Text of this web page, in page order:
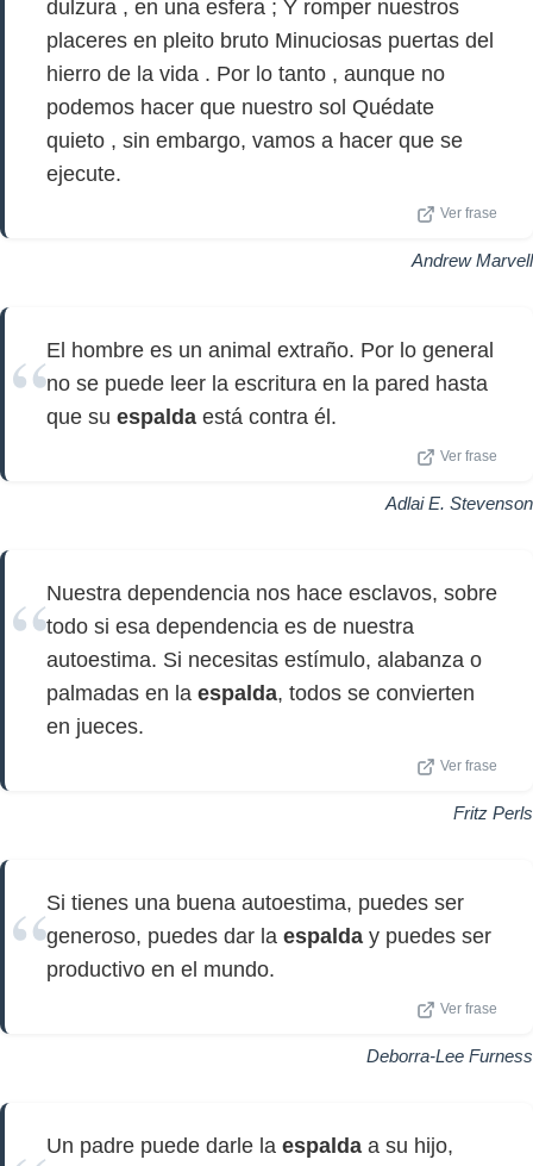
dulzura , en una esfera ; Y romper nuestros
placeres en pleito bruto Minuciosas puertas del
hierro de la vida . Por lo tanto , aunque no
podemos hacer que nuestro sol Quédate
quieto , sin embargo, vamos a hacer que se
ejecute.
Ver frase
Andrew Marvell
El hombre es un animal extraño. Por lo general
no se puede leer la escritura en la pared hasta
que su espalda está contra él.
Ver frase
Adlai E. Stevenson
Nuestra dependencia nos hace esclavos, sobre
todo si esa dependencia es de nuestra
autoestima. Si necesitas estímulo, alabanza o
palmadas en la espalda, todos se convierten
en jueces.
Ver frase
Fritz Perls
Si tienes una buena autoestima, puedes ser
generoso, puedes dar la espalda y puedes ser
productivo en el mundo.
Ver frase
Deborra-Lee Furness
Un padre puede darle la espalda a su hijo,